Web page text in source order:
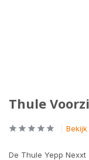
Thule
De Thule Yepp